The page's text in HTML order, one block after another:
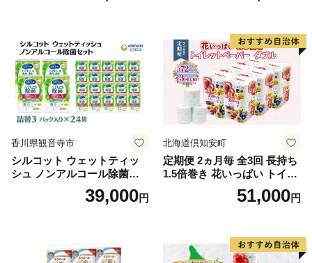
泡石鹸 石鹸 兵庫 兵庫県 小野
香川県観音寺市
シルコット ウェットティッ
シュ ノンアルコール除菌詰
替（43枚×3P）×24袋 日用品
おもちゃ 拭き取り 手拭き 外
39,000円
北海道倶知安町
定期便 2ヵ月毎 全3回 長持ち
1.5倍巻き 花いっぱい トイレ
ットペーパー ダブル 45ｍ 計
72ロール 全18種 花柄 プリン
ー 消耗品 備蓄 送料無料 北海
道 倶知安町 日用品
51,000円